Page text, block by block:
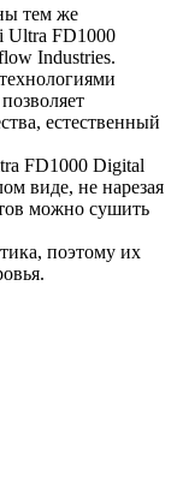
тем же
Ultra FD1000
Industries.
естественный
FD1000 Digital
виде, не нарезая
можно сушить
поэтому их